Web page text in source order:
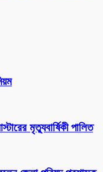
মৃত্যুবার্ষিকী পালিত